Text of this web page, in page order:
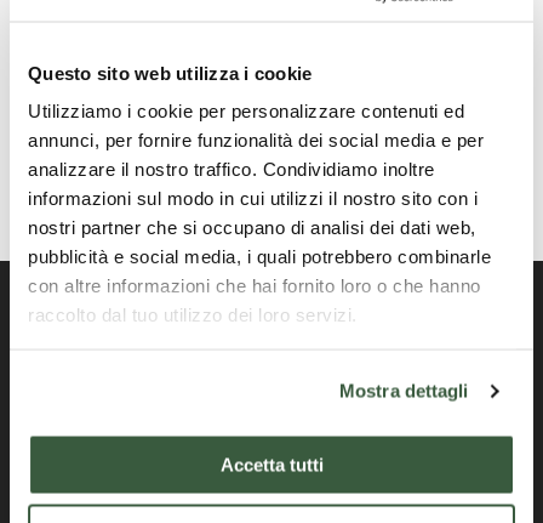
Questo sito web utilizza i cookie
Utilizziamo i cookie per personalizzare contenuti ed
annunci, per fornire funzionalità dei social media e per
analizzare il nostro traffico. Condividiamo inoltre
informazioni sul modo in cui utilizzi il nostro sito con i
nostri partner che si occupano di analisi dei dati web,
pubblicità e social media, i quali potrebbero combinarle
con altre informazioni che hai fornito loro o che hanno
raccolto dal tuo utilizzo dei loro servizi.
Mostra dettagli
Accetta tutti
Offizielles Portal der Region Umbrien